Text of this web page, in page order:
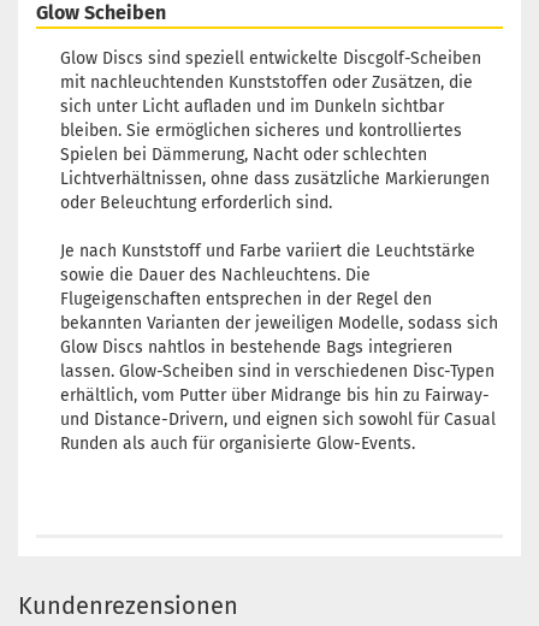
Glow Scheiben
Glow Discs sind speziell entwickelte Discgolf-Scheiben
mit nachleuchtenden Kunststoffen oder Zusätzen, die
sich unter Licht aufladen und im Dunkeln sichtbar
bleiben. Sie ermöglichen sicheres und kontrolliertes
Spielen bei Dämmerung, Nacht oder schlechten
Lichtverhältnissen, ohne dass zusätzliche Markierungen
oder Beleuchtung erforderlich sind.
Je nach Kunststoff und Farbe variiert die Leuchtstärke
sowie die Dauer des Nachleuchtens. Die
Flugeigenschaften entsprechen in der Regel den
bekannten Varianten der jeweiligen Modelle, sodass sich
Glow Discs nahtlos in bestehende Bags integrieren
lassen. Glow-Scheiben sind in verschiedenen Disc-Typen
erhältlich, vom Putter über Midrange bis hin zu Fairway-
und Distance-Drivern, und eignen sich sowohl für Casual
Runden als auch für organisierte Glow-Events.
Kundenrezensionen